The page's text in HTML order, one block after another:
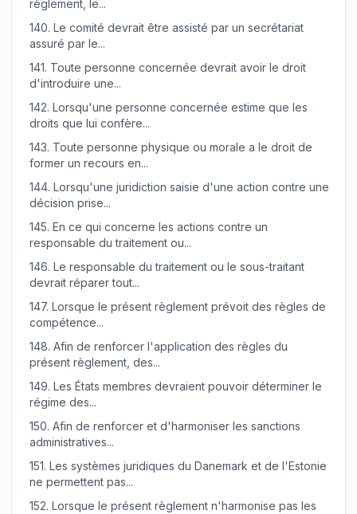
règlement, le...
140. Le comité devrait être assisté par un secrétariat
assuré par le...
141. Toute personne concernée devrait avoir le droit
d'introduire une...
142. Lorsqu'une personne concernée estime que les
droits que lui confère...
143. Toute personne physique ou morale a le droit de
former un recours en...
144. Lorsqu'une juridiction saisie d'une action contre une
décision prise...
145. En ce qui concerne les actions contre un
responsable du traitement ou...
146. Le responsable du traitement ou le sous-traitant
devrait réparer tout...
147. Lorsque le présent règlement prévoit des règles de
compétence...
148. Afin de renforcer l'application des règles du
présent règlement, des...
149. Les États membres devraient pouvoir déterminer le
régime des...
150. Afin de renforcer et d'harmoniser les sanctions
administratives...
151. Les systèmes juridiques du Danemark et de l'Estonie
ne permettent pas...
152. Lorsque le présent règlement n'harmonise pas les